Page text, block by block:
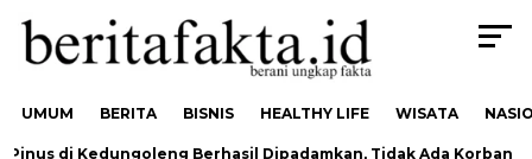
UMUM BERITA BISNIS HEALTHY LIFE WISATA
di Kedungoleng Berhasil Dipadamkan, Tidak Ada Korban